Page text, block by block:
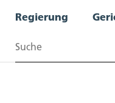
Regierung
Suchen